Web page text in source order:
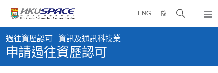
content
ENG 簡
開
彈
出
content
start
過往資歷認可 - 資訊及通訊科技業
申請過往資歷認可